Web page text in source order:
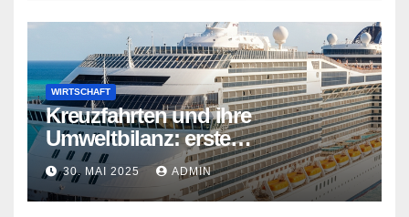
WIRTSCHAFT
Kreuzfahrten und ihre
Umweltbilanz: erste
Kreuzfahrtschiffe gehen neue
Wege
30. MAI 2025 ADMIN